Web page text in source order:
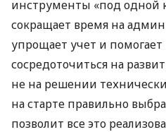
инструменты «под одной
сокращает время на
упрощает учет и
сосредоточиться на
не на решении
на старте правильно
позволит все это